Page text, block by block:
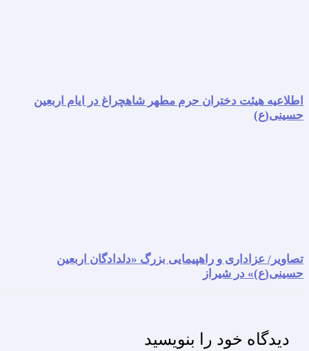
اطلاعیه هیئت دختران حرم مطهر شاهچراغ در ایام اربعین
حسینی(ع)
تصاویر/ عزاداری و راهپیمایی بزرگ «دلدادگان اربعین
حسینی(ع)» در شیراز
دیدگاه‌ خود را بنویسید